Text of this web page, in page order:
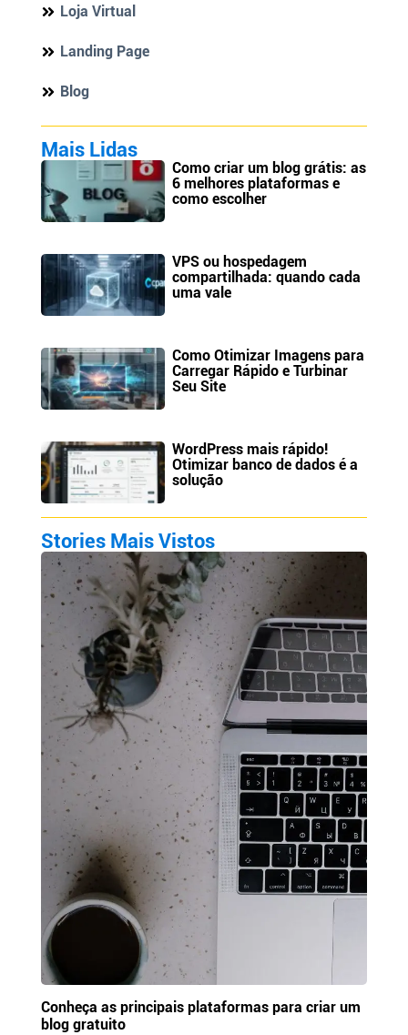
Loja Virtual
Landing Page
Blog
Mais Lidas
Como criar um blog grátis: as
6 melhores plataformas e
como escolher
VPS ou hospedagem
compartilhada: quando cada
uma vale
Como Otimizar Imagens para
Carregar Rápido e Turbinar
Seu Site
WordPress mais rápido!
Otimizar banco de dados é a
solução
Stories Mais Vistos
Conheça as principais plataformas para criar um
blog gratuito